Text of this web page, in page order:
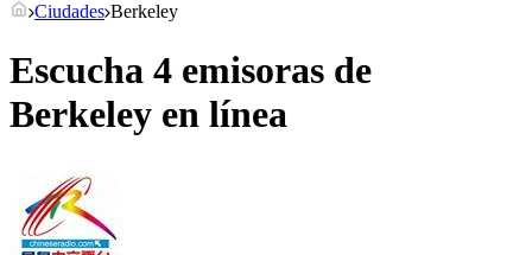
Ciudades Berkeley
Escucha 4 emisoras de
Berkeley en línea